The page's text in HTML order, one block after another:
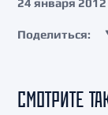
24 января 2012
Поделиться:
СМОТРИТЕ